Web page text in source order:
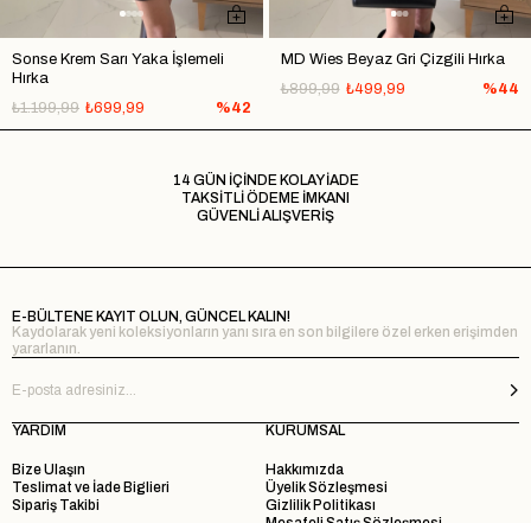
Sonse Krem Sarı Yaka İşlemeli
Hırka
₺699,99
₺1.199,99 %42
MD Wies Beyaz Gri Çizgili Hırka
₺499,99
₺899,99 %44
14 GÜN İÇİNDE KOLAY İADE
TAKSİTLİ ÖDEME İMKANI
GÜVENLİ ALIŞVERİŞ
E-BÜLTENE KAYIT OLUN, GÜNCEL KALIN!
Kaydolarak yeni koleksiyonların yanı sıra en son bilgilere özel erken erişimden
yararlanın.
YARDIM
Bize Ulaşın
Teslimat ve İade Biglieri
Sipariş Takibi
KURUMSAL
Hakkımızda
Üyelik Sözleşmesi
Gizlilik Politikası